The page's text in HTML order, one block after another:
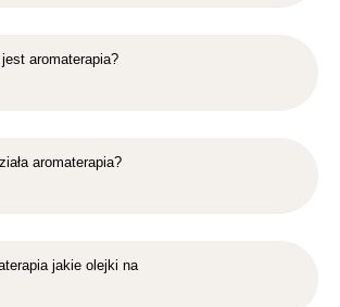
aromaterapia?
aromaterapia?
jakie olejki na